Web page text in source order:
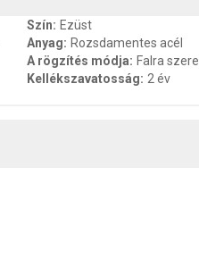
Szín: Ezüst
Anyag: Rozsdamentes acél
A rögzítés módja: Falra
Kellékszavatosság: 2 év